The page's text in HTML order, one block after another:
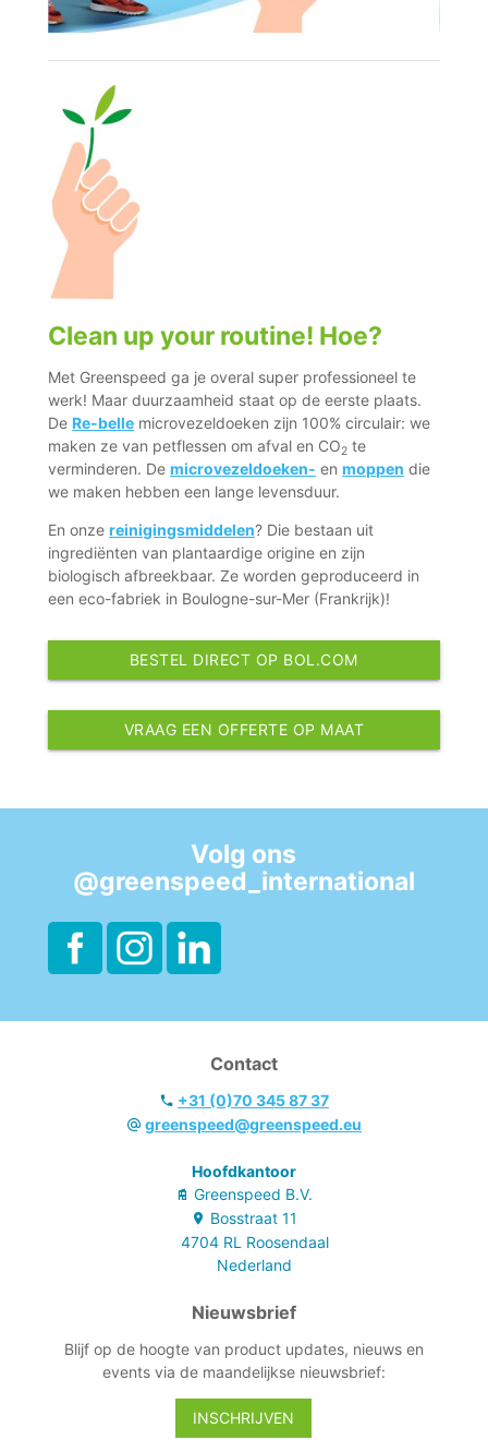
Clean up your routine! Hoe?
Met Greenspeed ga je overal super professioneel te
werk! Maar duurzaamheid staat op de eerste plaats.
DeRe-belle microvezeldoeken zijn 100% circulair: we
maken ze van petflessen om afval en CO2 te
verminderen. Demicrovezeldoeken- enmoppen die
we maken hebben een lange levensduur.
En onzereinigingsmiddelen? Die bestaan uit
ingrediënten van plantaardige origine en zijn
biologisch afbreekbaar. Ze worden geproduceerd in
een eco-fabriek in Boulogne-sur-Mer (Frankrijk)!
BESTEL DIRECT OP BOL.COM
VRAAG EEN OFFERTE OP MAAT
Volg ons
@greenspeed_international
Contact
+31 (0)70 345 87 37
greenspeed@greenspeed.eu
Hoofdkantoor
Greenspeed B.V.
Bosstraat 11
4704 RL Roosendaal
Nederland
Nieuwsbrief
Blijf op de hoogte van product updates, nieuws en
events via de maandelijkse nieuwsbrief:
INSCHRIJVEN